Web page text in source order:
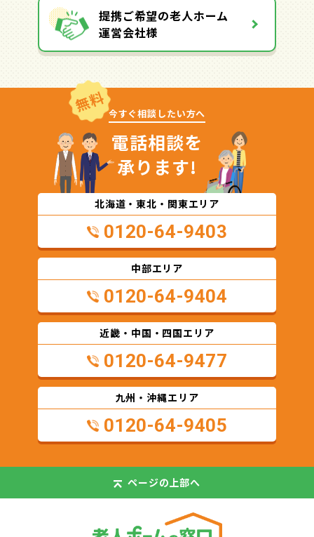
提携ご希望の老人ホーム
運営会社様
無料 今すぐ相談したい方へ
電話相談を
承ります!
北海道・東北・関東エリア
0120-64-9403
中部エリア
0120-64-9404
近畿・中国・四国エリア
0120-64-9477
九州・沖縄エリア
0120-64-9405
ページの上部へ